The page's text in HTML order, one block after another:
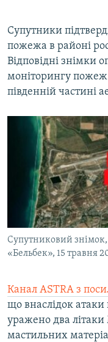
Супутники
пожежа в районі
Відповідні знімки
моніторингу пожеж
південній частині
Супутниковий знімок,
«Бельбек», 15 травня
Канал ASTRA з
що внаслідок
уражено два літаки
мастильних